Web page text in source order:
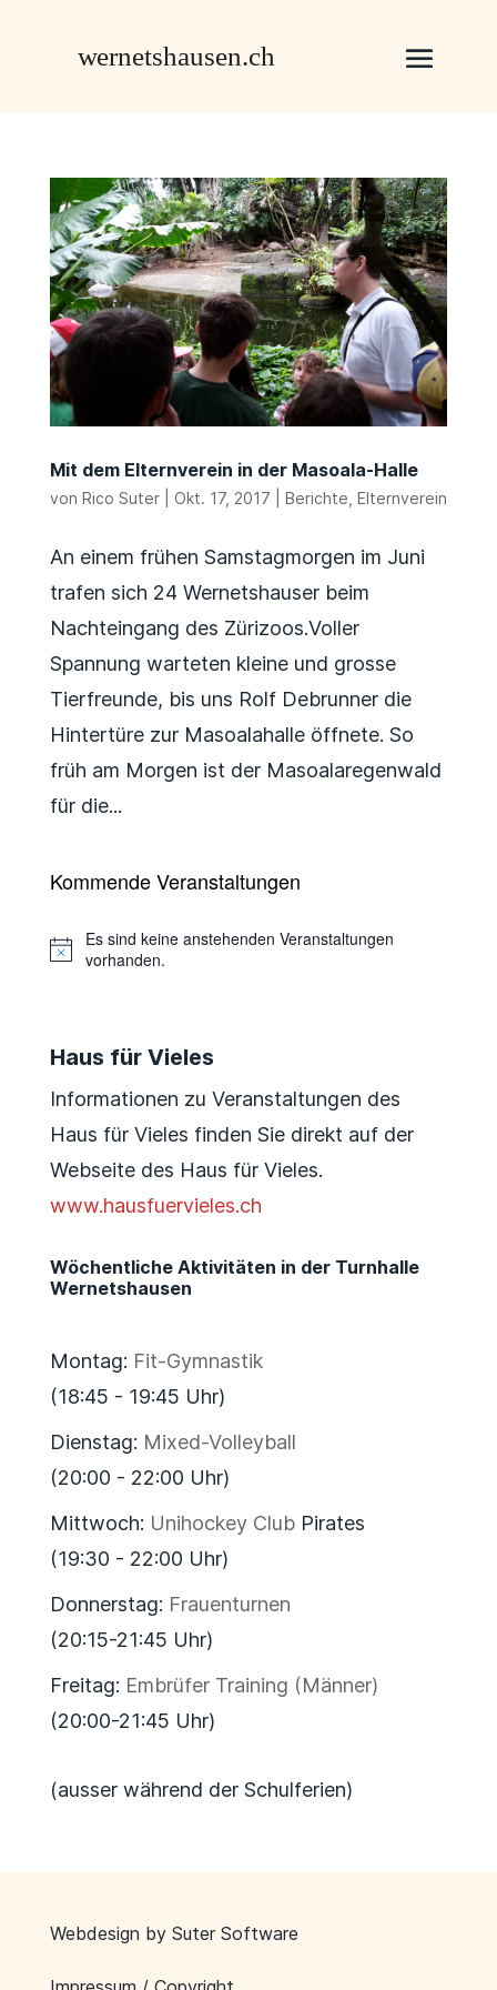
Mit dem Elternverein in der Masoala-Halle
von Rico Suter| Okt. 17, 2017 Berichte Elternverein
An einem frühen Samstagmorgen im Juni
trafen sich 24 Wernetshauser beim
Nachteingang des Zürizoos.Voller
Spannung warteten kleine und grosse
Tierfreunde, bis uns Rolf Debrunner die
Hintertüre zur Masoalahalle öffnete. So
früh am Morgen ist der Masoalaregenwald
für die...
Kommende Veranstaltungen
Hinweis
Es sind keine anstehenden Veranstaltungen
vorhanden.
Haus für Vieles
Informationen zu Veranstaltungen des
Haus für Vieles finden Sie direkt auf der
Webseite des Haus für Vieles.
www.hausfuervieles.ch
Wöchentliche Aktivitäten in der Turnhalle
Wernetshausen
Montag: Fit-Gymnastik
(18:45 - 19:45 Uhr)
Dienstag: Mixed-Volleyball
(20:00 - 22:00 Uhr)
Mittwoch: Unihockey ClubPirates
(19:30 - 22:00 Uhr)
Donnerstag: Frauenturnen
(20:15-21:45 Uhr)
Freitag: Embrüfer Training (Männer)
(20:00-21:45 Uhr)
(ausser während der Schulferien)
Webdesign by Suter Software